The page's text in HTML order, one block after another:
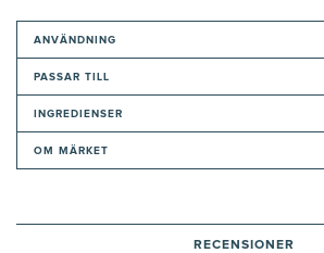
ANVÄNDNING
PASSAR TILL
INGREDIENSER
OM MÄRKET
RECENSIONER